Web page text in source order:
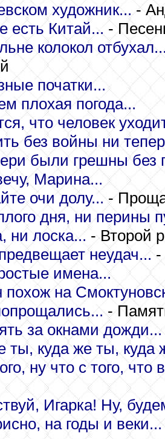
художник... -
есть Китай... -
колокол
початки...
плохая погода...
что человек
без войны ни
были грешны без
Марина...
очи долу... -
дня, ни перины
ни лоска... - Второй
неудач...
имена...
на
-
за окнами дожди...
ты, куда же ты, куда
ну что с того, что
Игарка! Ну,
на годы и веки...